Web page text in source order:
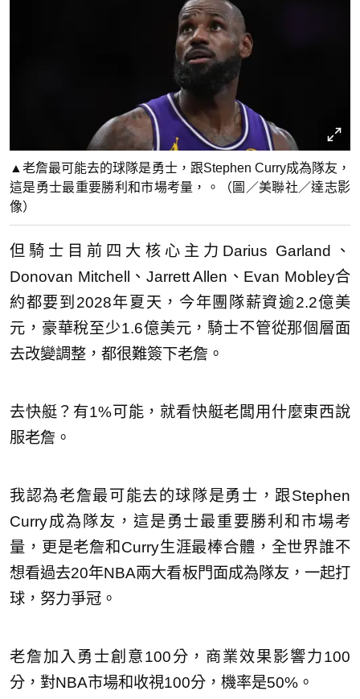
▲老詹最可能去的球隊是勇士，跟Stephen Curry成為隊友，
這是勇士最重要勝利和市場考量，。（圖／美聯社／達志影
像）
但騎士目前四大核心主力Darius Garland、
Donovan Mitchell、Jarrett Allen、Evan Mobley合
約都要到2028年夏天，今年團隊薪資逾2.2億美
元，豪華稅至少1.6億美元，騎士不管從那個層面
去改變調整，都很難簽下老詹。
去快艇？有1%可能，就看快艇老闆用什麼東西說
服老詹。
我認為老詹最可能去的球隊是勇士，跟Stephen
Curry成為隊友，這是勇士最重要勝利和市場考
量，更是老詹和Curry生涯最棒合體，全世界誰不
想看過去20年NBA兩大看板門面成為隊友，一起打
球，努力爭冠。
老詹加入勇士創意100分，商業效果影響力100
分，對NBA市場和收視100分，機率是50%。